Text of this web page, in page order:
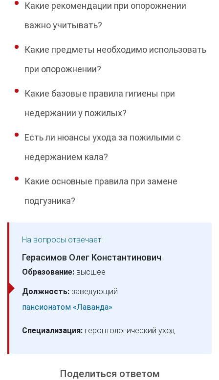
Какие рекомендации при опорожнении
важно учитывать?
Какие предметы необходимо использовать
при опорожнении?
Какие базовые правила гигиены при
недержании у пожилых?
Есть ли нюансы ухода за пожилыми с
недержанием кала?
Какие основные правила при замене
подгузника?
На вопросы отвечает:
Герасимов Олег Константинович
Образование: высшее
Должность: заведующий
пансионатом «Лаванда»
Специализация: геронтологический уход
Поделиться ответом